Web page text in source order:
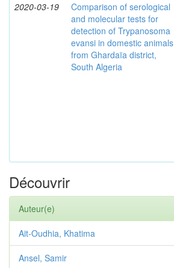
2020-03-19
Comparison of serological
and molecular tests for
detection of Trypanosoma
evansi in domestic animals
from Ghardaïa district,
South Algeria
Découvrir
Auteur(e)
Ait-Oudhia, Khatima
Ansel, Samir